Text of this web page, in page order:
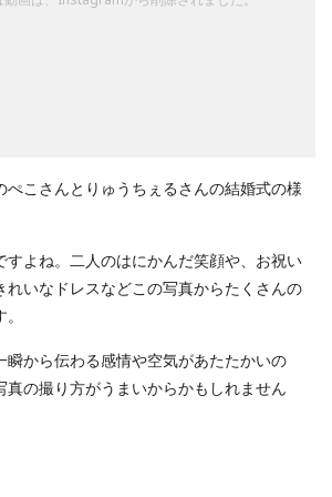
ぺこさんとりゅうちぇるさんの結婚式の様
すよね。二人のはにかんだ笑顔や、お祝い
れいなドレスなどこの写真からたくさんの
瞬から伝わる感情や空気があたたかいの
真の撮り方がうまいからかもしれません